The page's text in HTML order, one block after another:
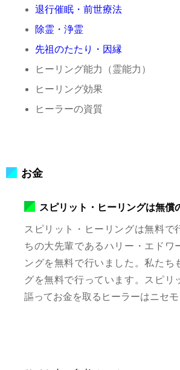
退行催眠・前世療法
除霊・浄霊
先祖のたたり・因縁
ヒーリング能力（霊能力）
ヒーリング効果
ヒーラーの資質
お金
スピリット・ヒーリングは無償
スピリット・ヒーリングは無料で
ちの大先輩であるハリー・エドワ
ングを無料で行いました。私たち
グを無料で行っています。スピリ
謳ってお金を取るヒーラーはニセモ